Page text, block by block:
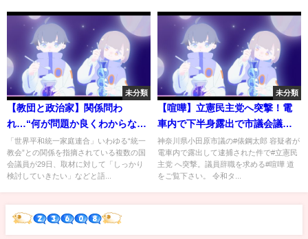
未分類
【教団と政治家】関係問わ
れ…“何が問題か良くわからな
い”
「世界平和統一家庭連合」いわゆる“統一
教会”との関係を指摘されている複数の国
会議員が29日、取材に対して「しっかり
検討していきたい」などと語...
未分類
【喧嘩】立憲民主党へ突撃！電
車内で下半身露出で市議会議員
が逮捕！？議員辞職勧告を直接
要請！
神奈川県小田原市議の#俵鋼太郎 容疑者が
電車内で露出して逮捕された件で#立憲民
主党 へ突撃。議員辞職を求める#喧嘩 道
をご覧下さい。 令和タ...